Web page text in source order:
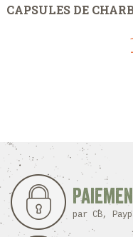
CAPSULES DE
par CB,